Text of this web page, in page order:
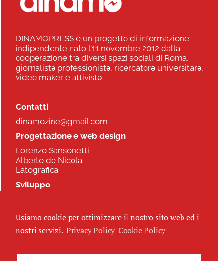
DINAMOPRESS è un progetto di informazione
indipendente nato l'11 novembre 2012 dalla
cooperazione tra diversi spazi sociali di Roma,
giornalistə professionistə, ricercatorə universitarə,
video maker e attivistə
Contatti
dinamozine@gmail.com
Progettazione e web design
Lorenzo Sansonetti
Alberto de Nicola
Latografica
Sviluppo
Seguici
Usiamo cookie per ottimizzare il nostro sito web ed i
nostri servizi. Privacy Policy Cookie Policy